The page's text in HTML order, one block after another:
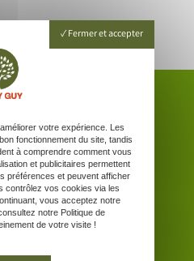
verts
/ potager
Fermer et accepter
votre expérience. Les
fonctionnement du site, tandis
à comprendre comment vous
et publicitaires permettent
préférences et peuvent afficher
contrôlez vos cookies via les
vous acceptez notre
notre Politique de
de votre visite !